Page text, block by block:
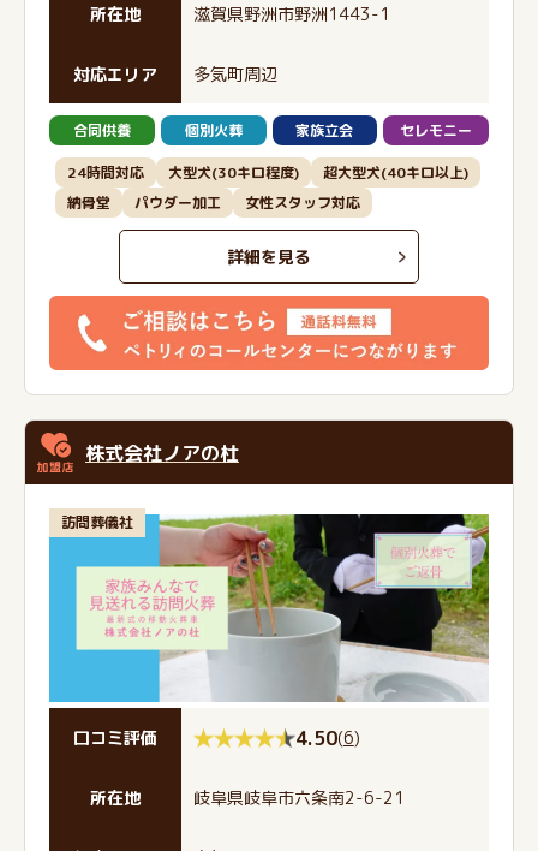
所在地 滋賀県野洲市野洲1443-1
対応エリア 多気町周辺
合同供養 個別火葬 家族立会 セレモニー
24時間対応 大型犬(30キロ程度)
超大型犬(40キロ以上)
納骨堂
パウダー加工 女性スタッフ対応
詳細を見る
株式会社ノアの杜
訪問葬儀社
口コミ評価 4.50(6)
所在地 岐阜県岐阜市六条南2-6-21